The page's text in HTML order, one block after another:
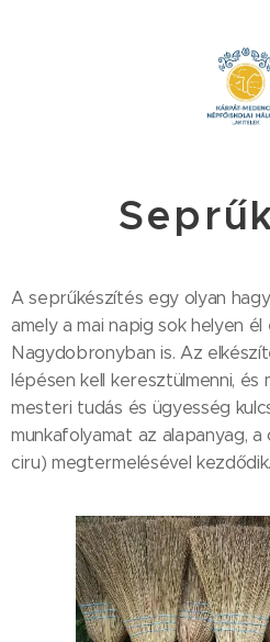
A seprűkészítés egy olyan
amely a mai napig sok helyen él
Nagydobronyban is. Az
lépésen kell keresztülmenni, és
mesteri tudás és ügyesség
munkafolyamat az alapanyag,
ciru) megtermelésével kezdődik.